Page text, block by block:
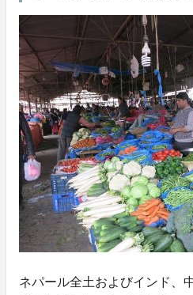
ネパール全土およびインド、